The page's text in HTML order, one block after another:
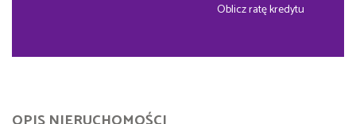
Oblicz ratę kredytu